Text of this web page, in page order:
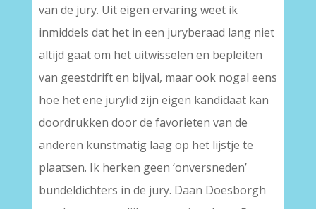
van de jury. Uit eigen ervaring weet ik
inmiddels dat het in een juryberaad lang niet
altijd gaat om het uitwisselen en bepleiten
van geestdrift en bijval, maar ook nogal eens
hoe het ene jurylid zijn eigen kandidaat kan
doordrukken door de favorieten van de
anderen kunstmatig laag op het lijstje te
plaatsen. Ik herken geen ‘onversneden’
bundeldichters in de jury. Daan Doesborgh